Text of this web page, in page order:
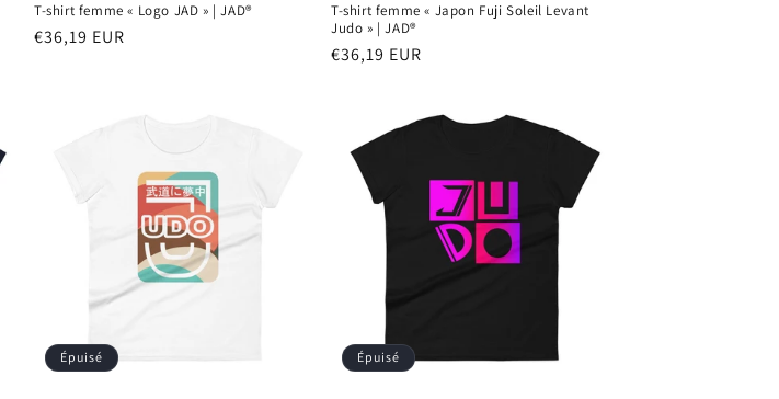
T-shirt femme « Logo JAD » | JAD®
Prix
€36,19 EUR
T-shirt femme « Japon Fuji Soleil Levant
Judo » | JAD®
Prix
€36,19 EUR
Épuisé Épuisé